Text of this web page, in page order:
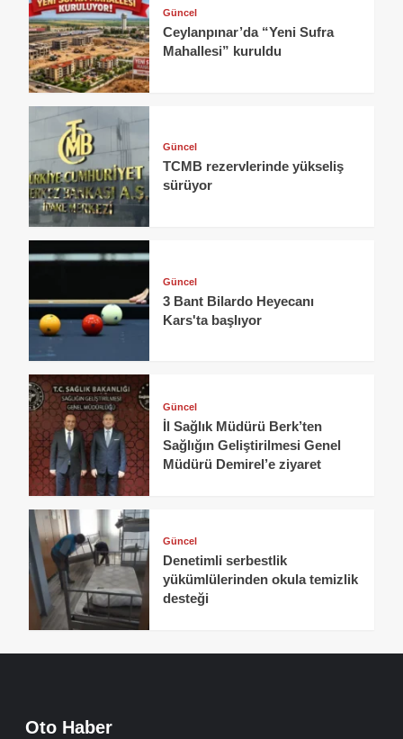
Güncel
Ceylanpınar’da “Yeni Sufra
Mahallesi” kuruldu
Güncel
TCMB rezervlerinde yükseliş
sürüyor
Güncel
3 Bant Bilardo Heyecanı
Kars'ta başlıyor
Güncel
İl Sağlık Müdürü Berk’ten
Sağlığın Geliştirilmesi Genel
Müdürü Demirel’e ziyaret
Güncel
Denetimli serbestlik
yükümlülerinden okula temizlik
desteği
Oto Haber